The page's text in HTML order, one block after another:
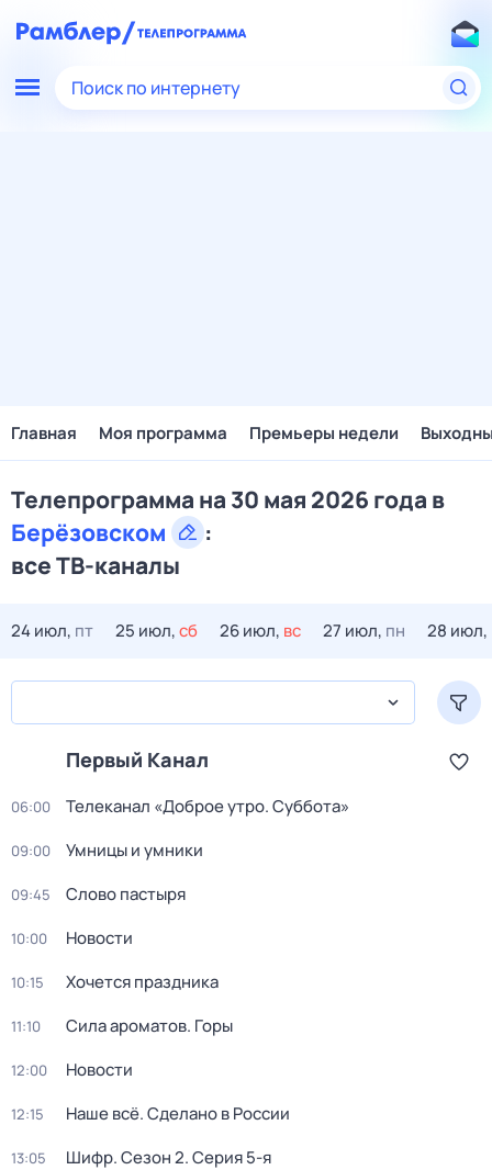
Поиск по интернету
Главная Моя программа Премьеры недели
Телепрограмма на 30 мая 2026 года в
Берёзовском
:
все ТВ-каналы
24 июл, пт 25 июл,сб 26 июл, вс 27 июл, пн 28 июл,
Первый Канал
06:00 Телеканал «Доброе утро. Суббота»
09:00 Умницы и умники
09:45 Слово пастыря
10:00 Новости
10:15 Хочется праздника
11:10 Сила ароматов. Горы
12:00 Новости
12:15 Наше всё. Сделано в России
13:05 Шифр. Сезон 2. Серия 5-я